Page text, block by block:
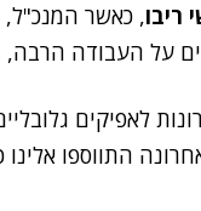
ריבו, כאשר המנכ"ל,
על העבודה הרבה,